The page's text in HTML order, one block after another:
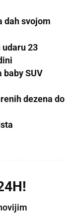
dah svojom
udaru 23
SUV
dezena do